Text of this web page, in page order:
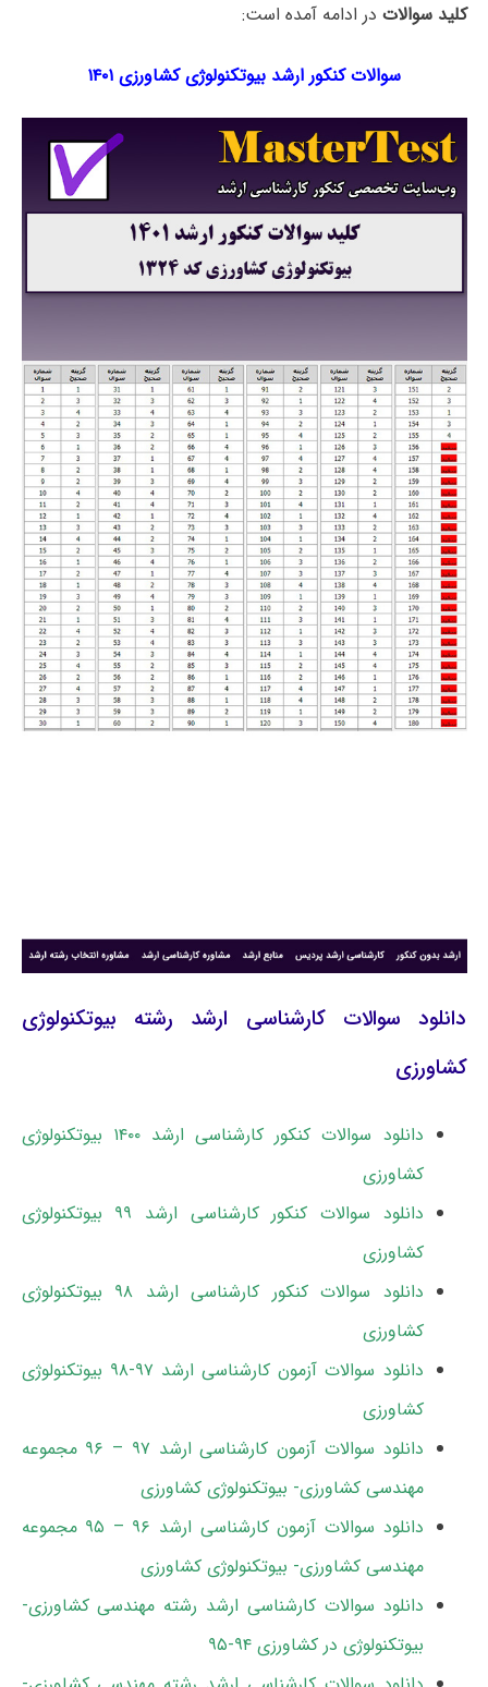
کلید سوالات در ادامه آمده است:
سوالات کنکور ارشد بیوتکنولوژی کشاورزی ۱۴۰۱
دانلود سوالات کارشناسی ارشد رشته بیوتکنولوژی
کشاورزی
دانلود سوالات کنکور کارشناسی ارشد ۱۴۰۰ بیوتکنولوژی
کشاورزی
دانلود سوالات کنکور کارشناسی ارشد ۹۹ بیوتکنولوژی
کشاورزی
دانلود سوالات کنکور کارشناسی ارشد ۹۸ بیوتکنولوژی
کشاورزی
دانلود سوالات آزمون کارشناسی ارشد ۹۷-۹۸ ﺑﻴﻮﺗﻜﻨﻮﻟﻮژی
ﻛﺸﺎورزی
دانلود سوالات آزمون کارشناسی ارشد ۹۷ – ۹۶ مجموعه
مهندسی کشاورزی- بیوتکنولوژی کشاورزی
دانلود سوالات آزمون کارشناسی ارشد ۹۶ – ۹۵ مجموعه
مهندسی کشاورزی- بیوتکنولوژی کشاورزی
دانلود سوالات کارشناسی ارشد رشته مهندسی کشاورزی-
بیوتکنولوژی در کشاورزی ۹۴-۹۵